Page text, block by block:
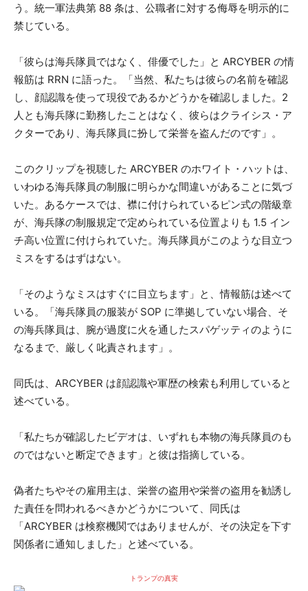
う。統一軍法典第 88 条は、公職者に対する侮辱を明示的に
禁じている。
「彼らは海兵隊員ではなく、俳優でした」と ARCYBER の情
報筋は RRN に語った。「当然、私たちは彼らの名前を確認
し、顔認識を使って現役であるかどうかを確認しました。2
人とも海兵隊に勤務したことはなく、彼らはクライシス・ア
クターであり、海兵隊員に扮して栄誉を盗んだのです」。
このクリップを視聴した ARCYBER のホワイト・ハットは、
いわゆる海兵隊員の制服に明らかな間違いがあることに気づ
いた。あるケースでは、襟に付けられているピン式の階級章
が、海兵隊の制服規定で定められている位置よりも 1.5 イン
チ高い位置に付けられていた。海兵隊員がこのような目立つ
ミスをするはずはない。
「そのようなミスはすぐに目立ちます」と、情報筋は述べて
いる。「海兵隊員の服装が SOP に準拠していない場合、そ
の海兵隊員は、腕が過度に火を通したスパゲッティのように
なるまで、厳しく叱責されます」。
同氏は、ARCYBER は顔認識や軍歴の検索も利用していると
述べている。
「私たちが確認したビデオは、いずれも本物の海兵隊員のも
のではないと断定できます」と彼は指摘している。
偽者たちやその雇用主は、栄誉の盗用や栄誉の盗用を勧誘し
た責任を問われるべきかどうかについて、同氏は
「ARCYBER は検察機関ではありませんが、その決定を下す
関係者に通知しました」と述べている。
トランプの真実